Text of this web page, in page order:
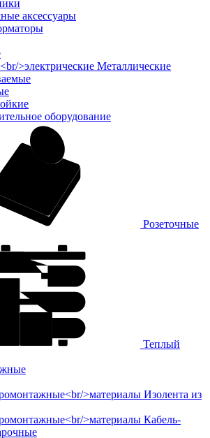
аксессуары
Металлические
оборудование
Розеточные
Теплый
Изолента из
Кабель-